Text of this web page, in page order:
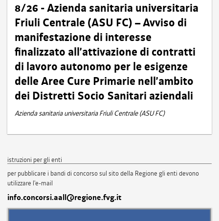
8/26 - Azienda sanitaria universitaria
Friuli Centrale (ASU FC) – Avviso di
manifestazione di interesse
finalizzato all’attivazione di contratti
di lavoro autonomo per le esigenze
delle Aree Cure Primarie nell’ambito
dei Distretti Socio Sanitari aziendali
Azienda sanitaria universitaria Friuli Centrale (ASU FC)
istruzioni per gli enti
per pubblicare i bandi di concorso sul sito della Regione gli enti devono
utilizzare l'e-mail
info.concorsi.aall@regione.fvg.it